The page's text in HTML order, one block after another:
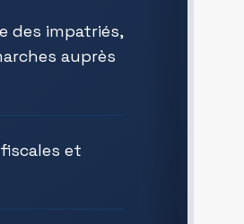
des impatriés,
auprès
et